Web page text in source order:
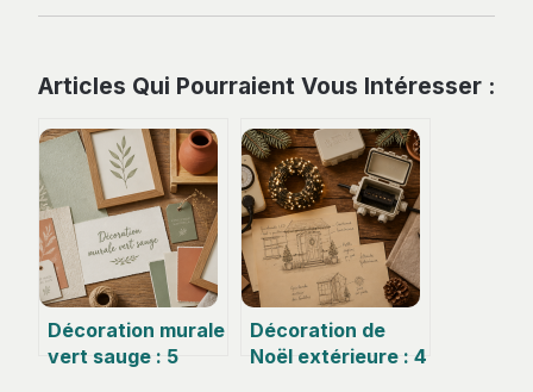
Articles Qui Pourraient Vous Intéresser :
Décoration murale
vert sauge : 5
Décoration de
Noël extérieure : 4